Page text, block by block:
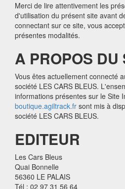
Merci de lire attentivement les
d'utilisation du présent site avant
connectant sur ce site, vous
présentes modalités.
A PROPOS DU
Vous êtes actuellement connecté
société LES CARS BLEUS.
informations présentes sur le Site
boutique.agiltrack.fr sont mis à
société LES CARS BLEUS.
EDITEUR
Les Cars Bleus
Quai Bonnelle
56360 LE PALAIS
Tél : 02 97 31 56 64